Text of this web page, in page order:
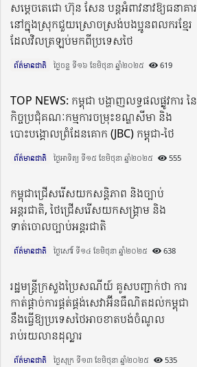
សម្ដេចតេជោ ហ៊ុន សែន បន្ដអំពាវនាវឱ្យធនាគារ
នៅក្នុងស្រុកជួយស្រោចស្រង់បងប្អូនពលករខ្មែរ
ដែលវិលត្រឡប់មកពីប្រទេសថៃ
ព័ត៌មានជាតិ ថ្ងៃចន្ទ ទី១៦ ខែមិថុនា ឆ្នាំ២០២៥​ 619
TOP NEWS: កម្ពុជា បង្ហាញលទ្ធផលផ្លូវការ នៃ
កិច្ចប្រជុំគណៈកម្មការចម្រុះខណ្ឌសីមា និង
បោះបង្គោលព្រំដែនគោក (JBC) កម្ពុជា-ថៃ
ព័ត៌មានជាតិ ថ្ងៃអាទិត្យ ទី១៥ ខែមិថុនា ឆ្នាំ២០២៥​ 555
កម្ពុជាជ្រើសរើសយកសន្តិភាព និងច្បាប់
អន្តរជាតិ, ថៃជ្រើសរើសយកសង្គ្រាម និង
ទាត់ចោលច្បាប់អន្តរជាតិ
ព័ត៌មានជាតិ ថ្ងៃសៅរ៍ ទី១៤ ខែមិថុនា ឆ្នាំ២០២៥​ 638
រដ្ឋមន្រ្តីក្រសួងប្រៃសណីយ៍ គូសបញ្ជាក់ថា ការ
កាត់ផ្ដាច់ការផ្គត់ផ្គង់សេវាអ៊ីនធឺណិតដល់កម្ពុជា
នឹងធ្វើឱ្យប្រទេសថៃអាចខាតបង់ចំណូល
រាប់រយលានដុល្លារ
ព័ត៌មានជាតិ ថ្ងៃសុក្រ ទី១៣ ខែមិថុនា ឆ្នាំ២០២៥​ 535